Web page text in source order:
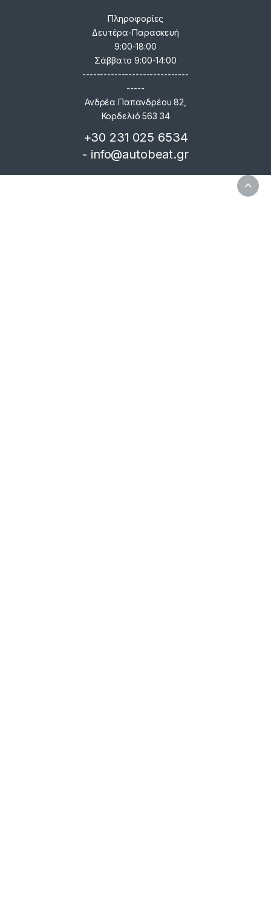
Πληροφορίες
Δευτέρα-Παρασκευή
9:00-18:00
Σάββατο 9:00-14:00
------------------------------
-----
Ανδρέα Παπανδρέου 82,
Κορδελιό 563 34
+30 231 025 6534
- info@autobeat.gr